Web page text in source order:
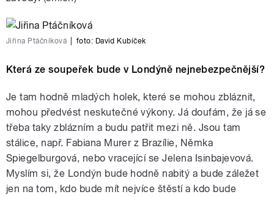
Jiřina Ptáčníková foto: David Kubíček
Která ze soupeřek bude v Londýně nejnebezpečnější?
Je tam hodně mladých holek, které se mohou zbláznit,
mohou předvést neskutečné výkony. Já doufám, že já se
třeba taky zblázním a budu patřit mezi ně. Jsou tam
stálice, např. Fabiana Murer z Brazílie, Němka
Spiegelburgová, nebo vracející se Jelena Isinbajevová.
Myslím si, že Londýn bude hodně nabitý a bude záležet
jen na tom, kdo bude mít nejvíce štěstí a kdo bude